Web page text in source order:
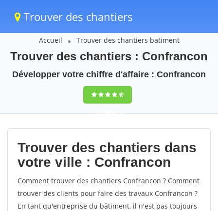
Trouver des chantiers
Accueil Trouver des chantiers batiment
Trouver des chantiers : Confrancon
Développer votre chiffre d'affaire : Confrancon
9,5(100%)43
votes
Trouver des chantiers dans
votre ville : Confrancon
Comment trouver des chantiers Confrancon ? Comment
trouver des clients pour faire des travaux Confrancon ?
En tant qu'entreprise du bâtiment, il n'est pas toujours